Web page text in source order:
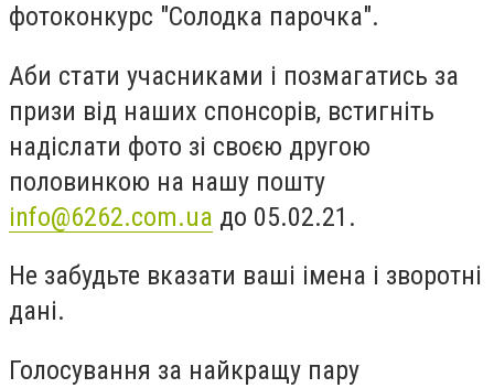
фотоконкурс "Солодка парочка".
Аби стати учасниками і позмагатись за
призи від наших спонсорів, встигніть
надіслати фото зі своєю другою
половинкою на нашу пошту
info@6262.com.ua до 05.02.21.
Не забудьте вказати ваші імена і зворотні
дані.
Голосування за найкращу пару